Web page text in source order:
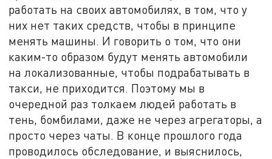
работать на своих автомобилях, в том, что у
них нет таких средств, чтобы в принципе
менять машины. И говорить о том, что они
каким-то образом будут менять автомобили
на локализованные, чтобы подрабатывать в
такси, не приходится. Поэтому мы в
очередной раз толкаем людей работать в
тень, бомбилами, даже не через агрегаторы, а
просто через чаты. В конце прошлого года
проводилось обследование, и выяснилось,